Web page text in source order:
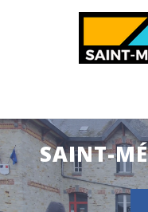
SAINT-